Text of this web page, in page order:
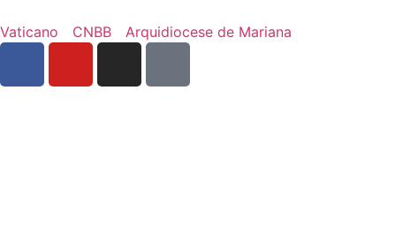
Vaticano CNBB Arquidiocese de Mariana